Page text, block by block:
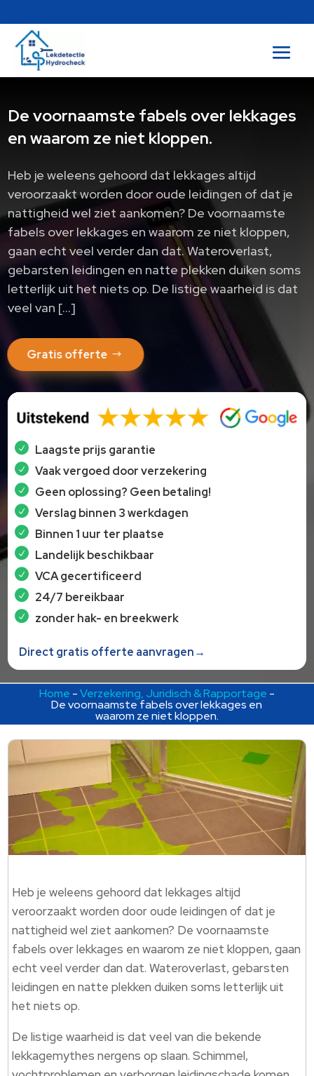
De voornaamste fabels over lekkages
en waarom ze niet kloppen.
Heb je weleens gehoord dat lekkages altijd
veroorzaakt worden door oude leidingen of dat je
nattigheid wel ziet aankomen? De voornaamste
fabels over lekkages en waarom ze niet kloppen,
gaan echt veel verder dan dat. Wateroverlast,
gebarsten leidingen en natte plekken duiken soms
letterlijk uit het niets op. De listige waarheid is dat
veel van […]
Gratis offerte
Laagste prijs garantie
Vaak vergoed door verzekering
Geen oplossing? Geen betaling!
Verslag binnen 3 werkdagen
Binnen 1 uur ter plaatse
Landelijk beschikbaar
VCA gecertificeerd
24/7 bereikbaar
zonder hak- en breekwerk
Direct gratis offerte aanvragen→
Home -Verzekering, Juridisch & Rapportage -
De voornaamste fabels over lekkages en
waarom ze niet kloppen.
Heb je weleens gehoord dat lekkages altijd
veroorzaakt worden door oude leidingen of dat je
nattigheid wel ziet aankomen? De voornaamste
fabels over lekkages en waarom ze niet kloppen, gaan
echt veel verder dan dat. Wateroverlast, gebarsten
leidingen en natte plekken duiken soms letterlijk uit
het niets op.
De listige waarheid is dat veel van die bekende
lekkagemythes nergens op slaan. Schimmel,